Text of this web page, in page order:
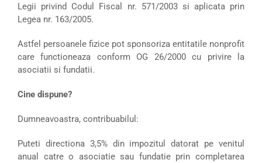
Legii privind Codul Fiscal nr. 571/2003 si aplicata prin
Legea nr. 163/2005.
Astfel persoanele fizice pot sponsoriza entitatile nonprofit
care functioneaza conform OG 26/2000 cu privire la
asociatii si fundatii.
Cine dispune?
Dumneavoastra, contribuabilul:
Puteti directiona 3,5% din impozitul datorat pe venitul
anual catre o asociatie sau fundatie prin completarea